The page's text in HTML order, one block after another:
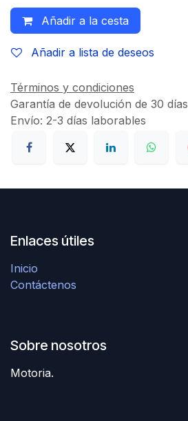
Añadir a la cesta
Añadir a lista de deseos
Términos y condiciones
Garantía de devolución de 30 días
Envío: 2-3 días laborables
Enlaces útiles
Inicio
Contáctenos
Sobre nosotros
Motoria.